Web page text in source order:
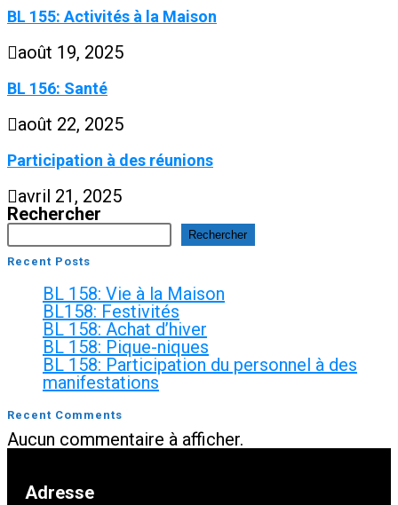
BL 155: Activités à la Maison
août 19, 2025
BL 156: Santé
août 22, 2025
Participation à des réunions
avril 21, 2025
Rechercher
Rechercher
Recent Posts
BL 158: Vie à la Maison
BL158: Festivités
BL 158: Achat d’hiver
BL 158: Pique-niques
BL 158: Participation du personnel à des
manifestations
Recent Comments
Aucun commentaire à afficher.
Adresse